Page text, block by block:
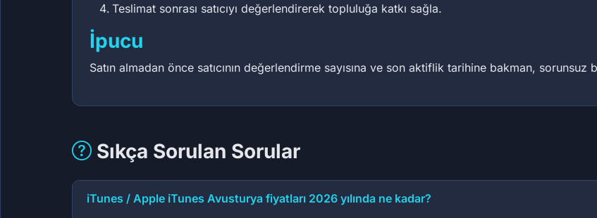
Teslimat sonrası satıcıyı değerlendirerek topluluğa katkı sağla.
İpucu
Satın almadan önce satıcının değerlendirme sayısına ve son aktiflik tarihine bakman, sorunsuz
Sıkça Sorulan Sorular
iTunes / Apple iTunes Avusturya fiyatları 2026 yılında ne kadar?